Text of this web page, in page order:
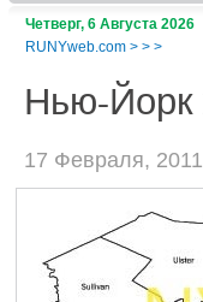
Четверг, 6 Августа 2026
RUNYweb.com > > >
Нью-Йорк
17 Февраля,